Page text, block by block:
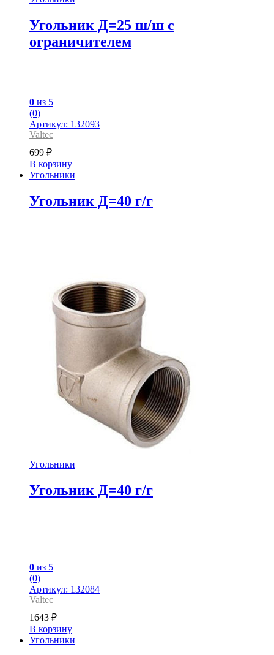
Угольник Д=25 ш/ш с
ограничителем
0 из 5
(0)
Артикул: 132093
Valtec
699 ₽
В корзину
Угольники
Угольник Д=40 г/г
Угольники
Угольник Д=40 г/г
0 из 5
(0)
Артикул: 132084
Valtec
1643 ₽
В корзину
Угольники